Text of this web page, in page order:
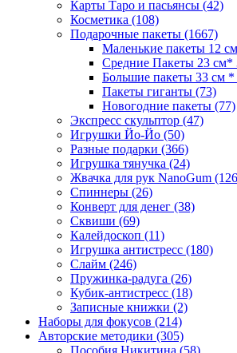
Карты Таро и пасьянсы (42)
Косметика (108)
Подарочные пакеты (1667)
Маленькие пакеты 12
Средние Пакеты 23 см*
Большие пакеты 33 см *
Пакеты гиганты (73)
Новогодние пакеты (77)
Экспресс скульптор (47)
Игрушки Йо-Йо (50)
Разные подарки (366)
Игрушка тянучка (24)
Жвачка для рук NanoGum
Спиннеры (26)
Конверт для денег (38)
Сквиши (69)
Калейдоскоп (11)
Игрушка антистресс (180)
Слайм (246)
Пружинка-радуга (26)
Кубик-антистресс (18)
Записные книжки (2)
Наборы для фокусов (214)
Авторские методики (305)